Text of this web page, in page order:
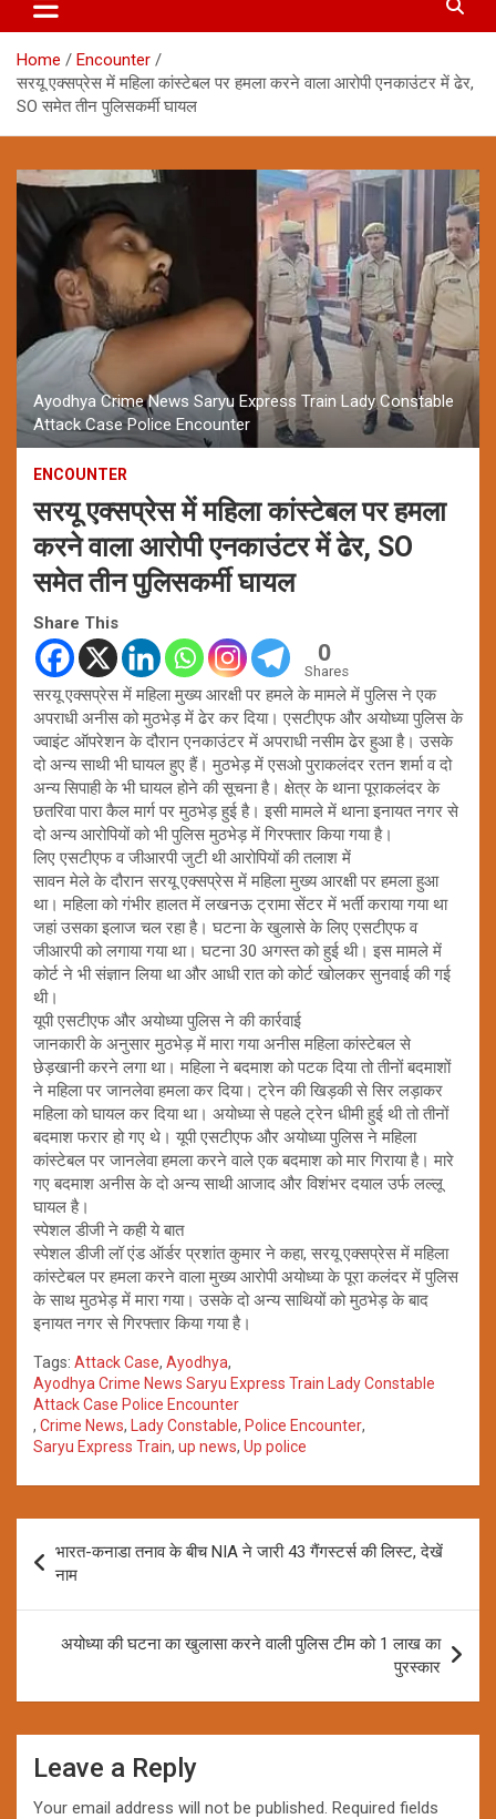
Home
Encounter
सरयू एक्सप्रेस में महिला कांस्टेबल पर हमला करने वाला आरोपी एनकाउंटर में ढेर,
SO समेत तीन पुलिसकर्मी घायल
Ayodhya Crime News Saryu Express Train Lady Constable
Attack Case Police Encounter
ENCOUNTER
सरयू एक्सप्रेस में महिला कांस्टेबल पर हमला
करने वाला आरोपी एनकाउंटर में ढेर, SO
समेत तीन पुलिसकर्मी घायल
Share This
0
Shares
सरयू एक्सप्रेस में महिला मुख्य आरक्षी पर हमले के मामले में पुलिस ने एक
अपराधी अनीस को मुठभेड़ में ढेर कर दिया। एसटीएफ और अयोध्या पुलिस के
ज्वाइंट ऑपरेशन के दौरान एनकाउंटर में अपराधी नसीम ढेर हुआ है। उसके
दो अन्य साथी भी घायल हुए हैं। मुठभेड़ में एसओ पुराकलंदर रतन शर्मा व दो
अन्य सिपाही के भी घायल होने की सूचना है। क्षेत्र के थाना पूराकलंदर के
छतरिवा पारा कैल मार्ग पर मुठभेड़ हुई है। इसी मामले में थाना इनायत नगर से
दो अन्य आरोपियों को भी पुलिस मुठभेड़ में गिरफ्तार किया गया है।
लिए एसटीएफ व जीआरपी जुटी थी आरोपियों की तलाश में
सावन मेले के दौरान सरयू एक्सप्रेस में महिला मुख्य आरक्षी पर हमला हुआ
था। महिला को गंभीर हालत में लखनऊ ट्रामा सेंटर में भर्ती कराया गया था
जहां उसका इलाज चल रहा है। घटना के खुलासे के लिए एसटीएफ व
जीआरपी को लगाया गया था। घटना 30 अगस्त को हुई थी। इस मामले में
कोर्ट ने भी संज्ञान लिया था और आधी रात को कोर्ट खोलकर सुनवाई की गई
थी।
यूपी एसटीएफ और अयोध्या पुलिस ने की कार्रवाई
जानकारी के अनुसार मुठभेड़ में मारा गया अनीस महिला कांस्टेबल से
छेड़खानी करने लगा था। महिला ने बदमाश को पटक दिया तो तीनों बदमाशों
ने महिला पर जानलेवा हमला कर दिया। ट्रेन की खिड़की से सिर लड़ाकर
महिला को घायल कर दिया था। अयोध्या से पहले ट्रेन धीमी हुई थी तो तीनों
बदमाश फरार हो गए थे। यूपी एसटीएफ और अयोध्या पुलिस ने महिला
कांस्टेबल पर जानलेवा हमला करने वाले एक बदमाश को मार गिराया है। मारे
गए बदमाश अनीस के दो अन्य साथी आजाद और विशंभर दयाल उर्फ लल्लू
घायल है।
स्पेशल डीजी ने कही ये बात
स्पेशल डीजी लॉ एंड ऑर्डर प्रशांत कुमार ने कहा, सरयू एक्सप्रेस में महिला
कांस्टेबल पर हमला करने वाला मुख्य आरोपी अयोध्या के पूरा कलंदर में पुलिस
के साथ मुठभेड़ में मारा गया। उसके दो अन्य साथियों को मुठभेड़ के बाद
इनायत नगर से गिरफ्तार किया गया है।
Tags: Attack Case, Ayodhya,
Ayodhya Crime News Saryu Express Train Lady Constable
Attack Case Police Encounter
, Crime News, Lady Constable, Police Encounter,
Saryu Express Train, up news, Up police
navigation
भारत-कनाडा तनाव के बीच NIA ने जारी 43 गैंगस्टर्स की लिस्ट, देखें
नाम
अयोध्या की घटना का खुलासा करने वाली पुलिस टीम को 1 लाख का
पुरस्कार
Leave a Reply
Your email address will not be published. Required fields